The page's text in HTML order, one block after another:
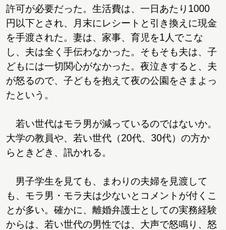
許可が必要だった。生活費は、一日あたり1000
円以下とされ、月末にレシートと引き換えに現金
を手渡された。妻は、家事、育児を1人でこな
し、夫は全く手伝わなかった。そもそも夫は、子
どもには一切関心がなかった。夜泣きすると、夫
が怒るので、子どもを抱えて夜の公園をさまよっ
たという。
若い世代はモラ男が減っているのではないか。
大学の教員や、若い世代（20代、30代）の方か
らときどき、訊かれる。
男子学生を見ても、まわりの夫婦を見渡して
も、モラ男・モラ夫は少ないとコメントが付くこ
とが多い。確かに、離婚弁護士としての実務経験
からは、若い世代の男性では、大声で怒鳴り、怒